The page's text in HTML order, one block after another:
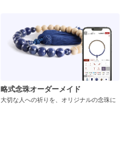
略式念珠オーダーメイド
大切な人への祈りを、オリジナルの念珠に